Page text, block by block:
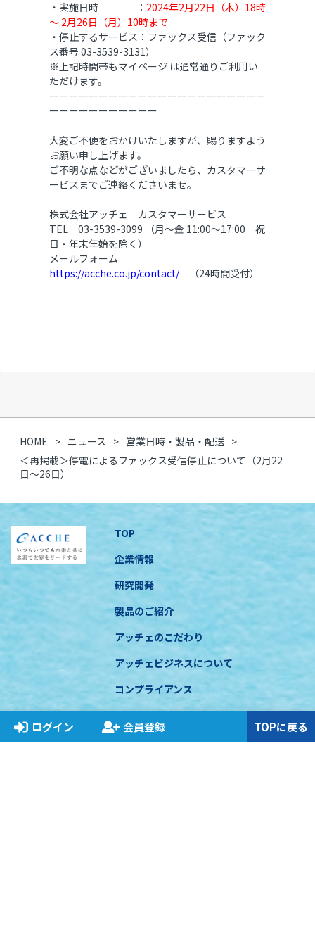
・実施日時 ： 2024年2月22日（木）18時
～ 2月26日（月）10時まで
・停止するサービス：ファックス受信（ファック
ス番号 03-3539-3131）
※上記時間帯もマイページ は通常通りご利用い
ただけます。
ーーーーーーーーーーーーーーーーーーーーーー
ーーーーーーーーーーー
大変ご不便をおかけいたしますが、 賜りますよう
お願い申し上げます。
ご不明な点などがございましたら、カスタマーサ
ービスまでご連絡くださいませ。
株式会社アッチェ カスタマーサービス
TEL 03-3539-3099 （月～金 11:00～17:00 祝
日・年末年始を除く）
メールフォーム
https://acche.co.jp/contact/（24時間受付）
HOME ニュース
営業日時・製品・配送
＜再掲載＞停電によるファックス受信停止について（2月22
日～26日）
TOP
企業情報
研究開発
製品のご紹介
アッチェのこだわり
アッチェビジネスについて
コンプライアンス
お知らせ
ログイン 会員登録 TOPに戻る